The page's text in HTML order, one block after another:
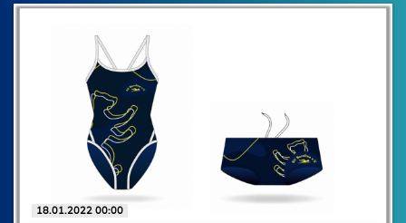
18.01.2022 00:00